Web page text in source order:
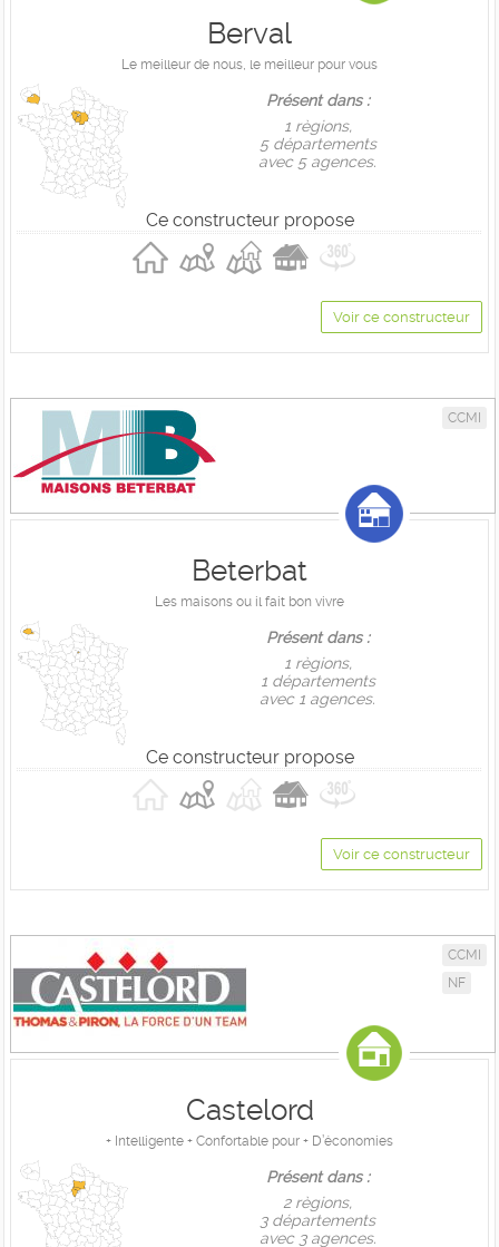
Berval
Le meilleur de nous, le meilleur pour vous
Présent dans :
1 règions,
5 départements
avec 5 agences.
Ce constructeur propose
Voir ce constructeur
CCMI
Beterbat
Les maisons ou il fait bon vivre
Présent dans :
1 règions,
1 départements
avec 1 agences.
Ce constructeur propose
Voir ce constructeur
CCMI
NF
Castelord
+ Intelligente + Confortable pour + D’économies
Présent dans :
2 règions,
3 départements
avec 3 agences.